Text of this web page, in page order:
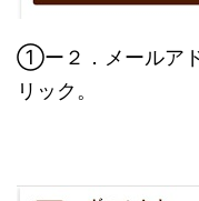
①ー２．メールア
リック。